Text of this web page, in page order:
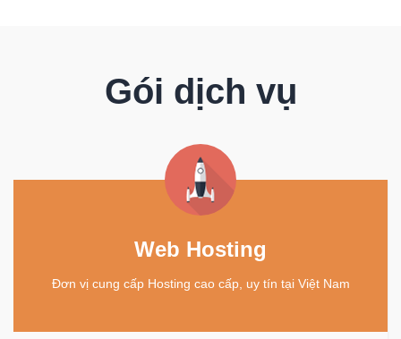
Gói dịch vụ
Web Hosting
Đơn vị cung cấp Hosting cao cấp, uy tín tại Việt Nam